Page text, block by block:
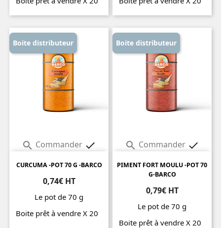
Prix Prix
 Commander 
CURCUMA -POT 70 G -BARCO
0,74€ HT
Le pot de 70 g
Boite prêt à vendre X 20
Boite distributeur
 Commander 
PIMENT FORT MOULU -POT 70
G-BARCO
0,79€ HT
Le pot de 70 g
Boite prêt à vendre X 20
Boite distributeur